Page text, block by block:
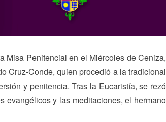
Misa Penitencial en el Miércoles de Ceniza,
Cruz-Conde, quien procedió a la tradicional
y penitencia. Tras la Eucaristía, se rezó
evangélicos y las meditaciones, el hermano